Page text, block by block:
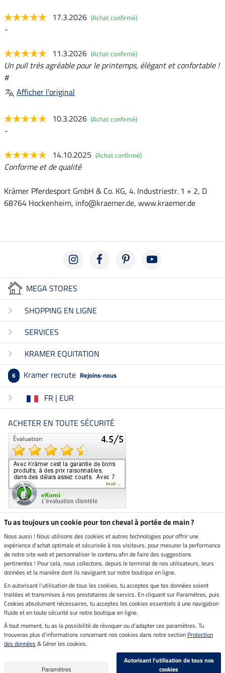
17.3.2026 (Achat confirmé)
-
11.3.2026 (Achat confirmé)
Un pull très agréable pour le printemps, élégant et confortable !
#
Afficher l'original
10.3.2026 (Achat confirmé)
-
14.10.2025 (Achat confirmé)
Conforme et de qualité
Krämer Pferdesport GmbH & Co. KG, 4. Industriestr. 1 + 2, D
68764 Hockenheim, info@kraemer.de, www.kraemer.de
MEGA STORES
SHOPPING EN LIGNE
SERVICES
KRAMER EQUITATION
6 Kramer recrute Rejoins-nous
FR | EUR
ACHETER EN TOUTE SÉCURITÉ
Boutique climatiquement
neutre
Livraison par
Paiement sécurisé
Mentions légales
Dernière actualisation le 06.08.2026 à 07:11
Tous les prix s'entendent TVA incluse et
frais de port en sus
Tu as toujours un cookie pour ton cheval à portée de main ?
Nous aussi ! Nous utilisons des cookies et autres technologies pour offrir une
expérience d'achat optimale et sécurisée à nos visiteurs, pour mesurer la performance
de notre site web et personnaliser le contenu afin de faire des suggestions
pertinentes ! Pour cela, nous collectons, depuis le terminal de nos utilisateurs, leurs
données et la manière dont ils naviguent sur notre boutique en ligne.
En autorisant l'utilisation de tous les cookies, tu acceptes que tes données soient
traitées et transmises à nos prestataires de servics. En cliquant sur Paramètres, puis
Cookies absolument nécessaires, tu acceptes les cookies essentiels à une navigation
fluide et en toute sécurité sur notre boutique en ligne.
À tout moment, tu as la possibilité de révoquer ou d'adapter ces paramètres. Tu
trouveras plus d'informations concernant nos cookies dans notre section Protection
des données & Gérer les cookies.
Paramètres
Autorisant l'utilisation de tous nos
cookies